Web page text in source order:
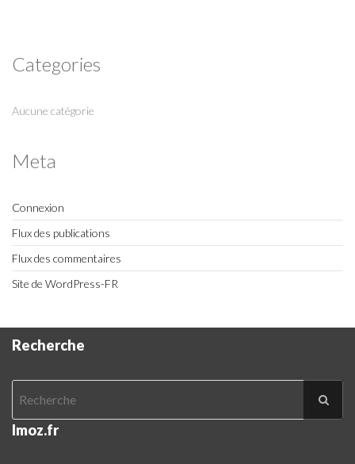
Categories
Aucune catégorie
Meta
Connexion
Flux des publications
Flux des commentaires
Site de WordPress-FR
Recherche
Imoz.fr